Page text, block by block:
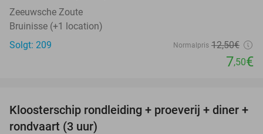
Zeeuwsche Zoute
Bruinisse (+1 location)
Solgt: 209
Normalpris 12,50€
7,50€
70%
Kloosterschip rondleiding + proeverij + diner +
rondvaart (3 uur)